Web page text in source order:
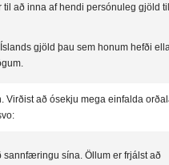
að inna af hendi persónuleg gjöld til
gjöld þau sem honum hefði
Virðist að ósekju mega einfalda
sína. Öllum er frjálst að